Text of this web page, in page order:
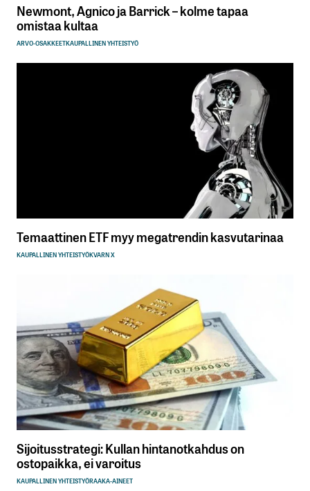
Newmont, Agnico ja Barrick – kolme tapaa
omistaa kultaa
ARVO-OSAKKEETKAUPALLINEN YHTEISTYÖ
Temaattinen ETF myy megatrendin kasvutarinaa
KAUPALLINEN YHTEISTYÖKVARN X
Sijoitusstrategi: Kullan hintanotkahdus on
ostopaikka, ei varoitus
KAUPALLINEN YHTEISTYÖRAAKA-AINEET